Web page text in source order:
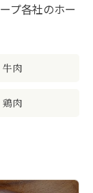
プ各社のホー
牛肉
鶏肉